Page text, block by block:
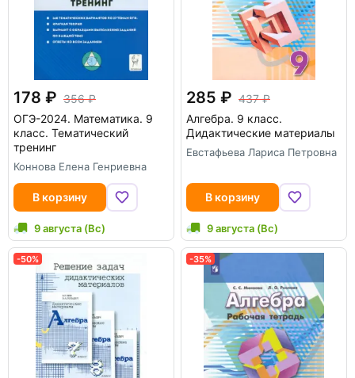
178
356
ОГЭ-2024. Математика. 9
класс. Тематический
тренинг
Коннова Елена Генриевна
В корзину
9 августа (Вс)
285
437
Алгебра. 9 класс.
Дидактические материалы
Евстафьева Лариса Петровна
В корзину
9 августа (Вс)
-50% -35%